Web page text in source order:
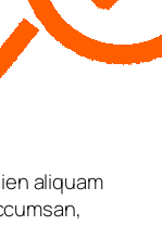
aliquam